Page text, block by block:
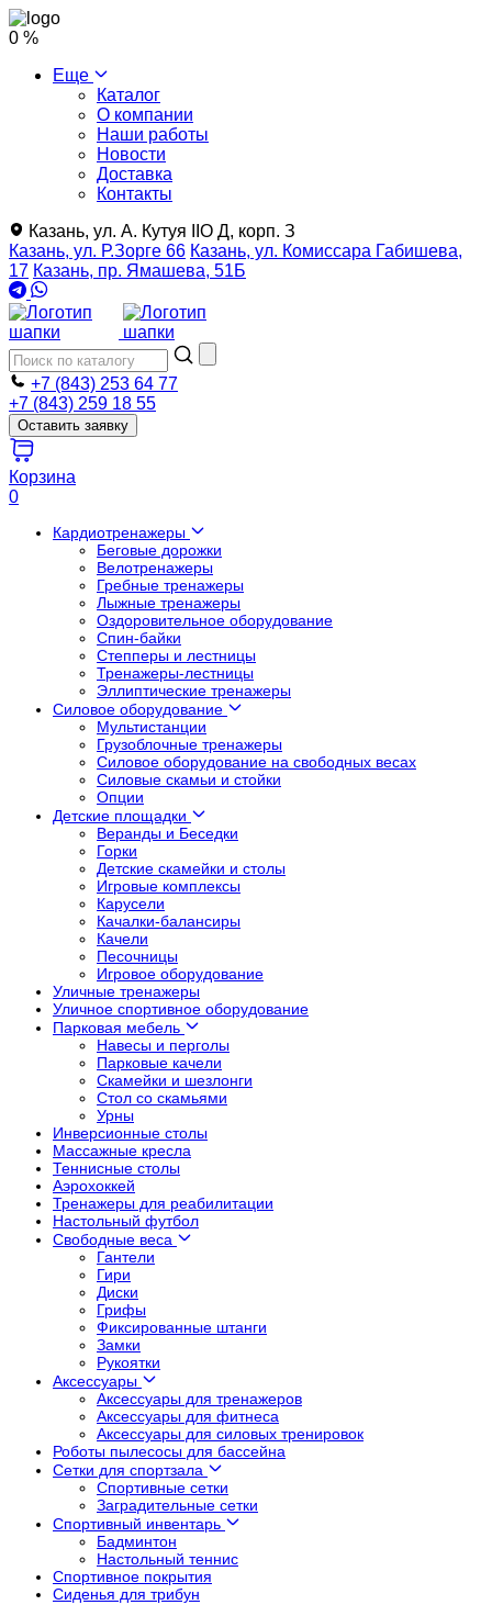
0 %
Еще
Каталог
О компании
Наши работы
Новости
Доставка
Контакты
Казань, ул. А. Кутуя IIO Д, корп. З
Казань, ул. Р.Зорге 66 Казань, ул. Комиссара Габишева,
17 Казань, пр. Ямашева, 51Б
+7 (843) 253 64 77
+7 (843) 259 18 55
Оставить заявку
Корзина
0
Кардиотренажеры
Беговые дорожки
Велотренажеры
Гребные тренажеры
Лыжные тренажеры
Оздоровительное оборудование
Спин-байки
Степперы и лестницы
Тренажеры-лестницы
Эллиптические тренажеры
Силовое оборудование
Мультистанции
Грузоблочные тренажеры
Силовое оборудование на свободных весах
Силовые скамьи и стойки
Опции
Детские площадки
Веранды и Беседки
Горки
Детские скамейки и столы
Игровые комплексы
Карусели
Качалки-балансиры
Качели
Песочницы
Игровое оборудование
Уличные тренажеры
Уличное спортивное оборудование
Парковая мебель
Навесы и перголы
Парковые качели
Скамейки и шезлонги
Стол со скамьями
Урны
Инверсионные столы
Массажные кресла
Теннисные столы
Аэрохоккей
Тренажеры для реабилитации
Настольный футбол
Свободные веса
Гантели
Гири
Диски
Грифы
Фиксированные штанги
Замки
Рукоятки
Аксессуары
Аксессуары для тренажеров
Аксессуары для фитнеса
Аксессуары для силовых тренировок
Роботы пылесосы для бассейна
Сетки для спортзала
Спортивные сетки
Заградительные сетки
Спортивный инвентарь
Бадминтон
Настольный теннис
Спортивное покрытия
Сиденья для трибун